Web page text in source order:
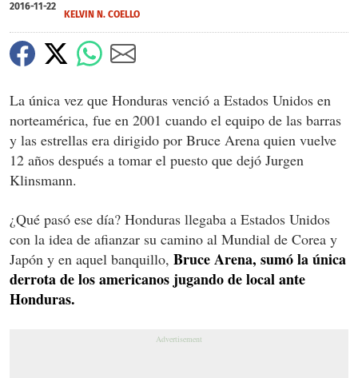
2016-11-22
KELVIN N. COELLO
La única vez que Honduras venció a Estados Unidos en
norteamérica, fue en 2001 cuando el equipo de las barras
y las estrellas era dirigido por Bruce Arena quien vuelve
12 años después a tomar el puesto que dejó Jurgen
Klinsmann.
¿Qué pasó ese día? Honduras llegaba a Estados Unidos
con la idea de afianzar su camino al Mundial de Corea y
Japón y en aquel banquillo, Bruce Arena, sumó la única
derrota de los americanos jugando de local ante
Honduras.